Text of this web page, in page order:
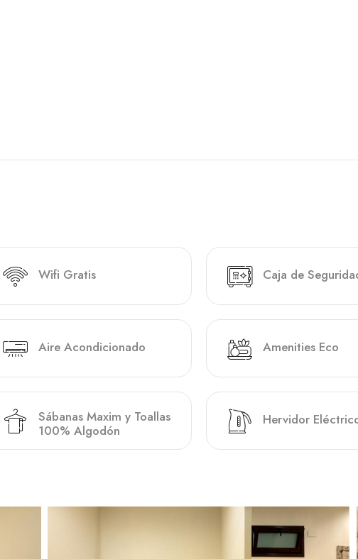
Wifi Gratis Caja de
Aire Acondicionado Amenities Eco
Sábanas Maxim y Toallas
100% Algodón
Hervidor